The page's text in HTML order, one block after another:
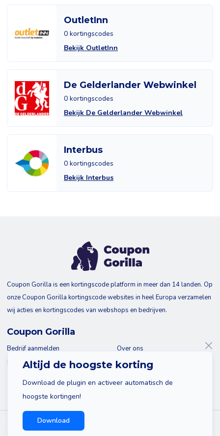
OutletInn
0 kortingscodes
Bekijk OutletInn
De Gelderlander Webwinkel
0 kortingscodes
Bekijk De Gelderlander Webwinkel
Interbus
0 kortingscodes
Bekijk Interbus
Altijd de hoogste korting
Download de plugin en activeer automatisch de
hoogste kortingen!
Download
Coupon Gorilla is een kortingscode platform in meer dan 14 landen. Op
onze Coupon Gorilla kortingscode websites in heel Europa verzamelen
wij acties en kortingscodes van webshops en bedrijven.
Coupon Gorilla
Bedrijf aanmelden
Blog
Over ons
Contact
© 2026 Coupon Gorilla